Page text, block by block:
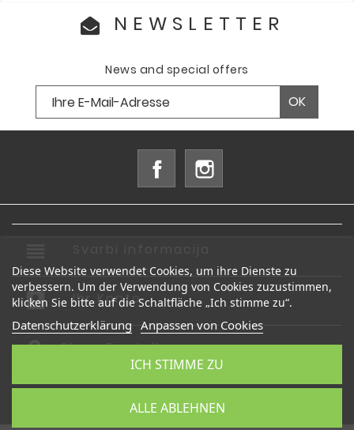
NEWSLETTER
News and special offers
Facebook
account_box Ihr Konto
Shop-Einstellungen
Diese Website verwendet Cookies, um ihre Dienste zu
verbessern. Um der Verwendung von Cookies zuzustimmen,
klicken Sie bitte auf die Schaltfläche „Ich stimme zu“.
Datenschutzerklärung Anpassen von Cookies
ALLE ABLEHNEN
ICH STIMME ZU
© 2026 - Shop-Software von PrestaShop™